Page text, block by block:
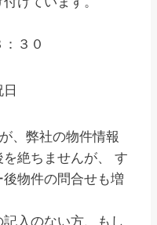
３０
、弊社の物件情報
絶ちませんが、 す
物件の問合せも増
入のない方、もし